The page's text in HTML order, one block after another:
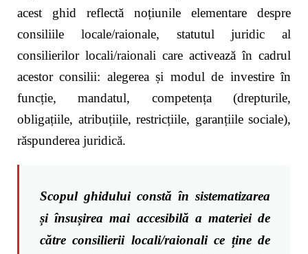
acest ghid reflectă noțiunile elementare despre
consiliile locale/raionale, statutul juridic al
consilierilor locali/raionali care activează în cadrul
acestor consilii: alegerea și modul de investire în
funcție, mandatul, competența (drepturile,
obligațiile, atribuțiile, restricțiile, garanțiile sociale),
răspunderea juridică.
Scopul ghidului constă în sistematizarea
și însușirea mai accesibilă a materiei de
către consilierii locali/raionali ce ține de